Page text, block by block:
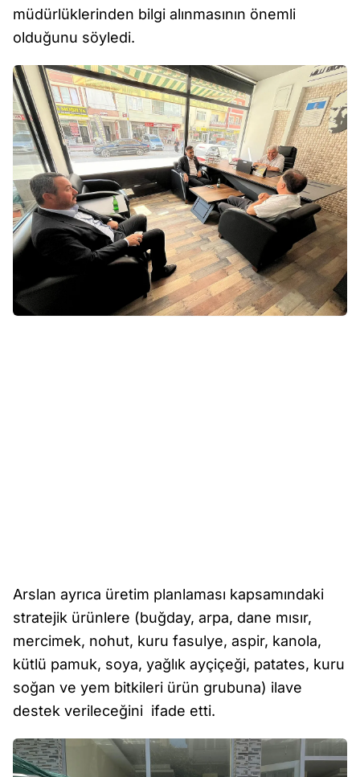
müdürlüklerinden bilgi alınmasının önemli
olduğunu söyledi.
Arslan ayrıca üretim planlaması kapsamındaki
stratejik ürünlere (buğday, arpa, dane mısır,
mercimek, nohut, kuru fasulye, aspir, kanola,
kütlü pamuk, soya, yağlık ayçiçeği, patates, kuru
soğan ve yem bitkileri ürün grubuna) ilave
destek verileceğini ifade etti.